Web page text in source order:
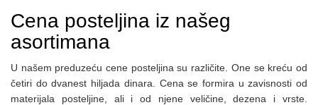
Cena posteljina iz našeg
asortimana
U našem preduzeću cene posteljina su različite. One se kreću od
četiri do dvanest hiljada dinara. Cena se formira u zavisnosti od
materijala posteljine, ali i od njene veličine, dezena i vrste.